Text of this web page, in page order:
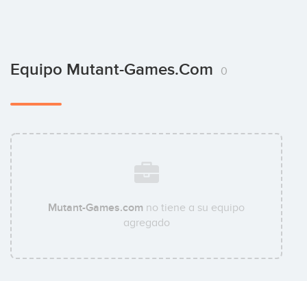
Equipo Mutant-Games.com 0
Mutant-Games.com no tiene a su equipo
agregado